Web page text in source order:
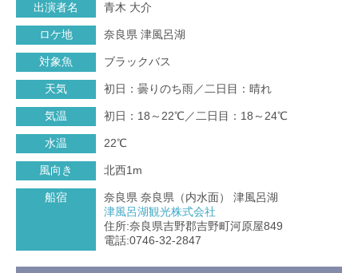
出演者名 青木 大介
ロケ地 奈良県 津風呂湖
対象魚 ブラックバス
天気 初日：曇りのち雨／二日目：晴れ
気温 初日：18～22℃／二日目：18～24℃
水温 22℃
風向き 北西1m
船宿
奈良県 奈良県（内水面） 津風呂湖
津風呂湖観光株式会社
住所:奈良県吉野郡吉野町河原屋849
電話:0746-32-2847